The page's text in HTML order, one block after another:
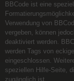
BBCode ist eine
Verwendung von
vergeben, können
deaktiviert werden.
werden Tags von
eingeschlossen.
speziellen Hilfe-Seite,
zugänglich ist.